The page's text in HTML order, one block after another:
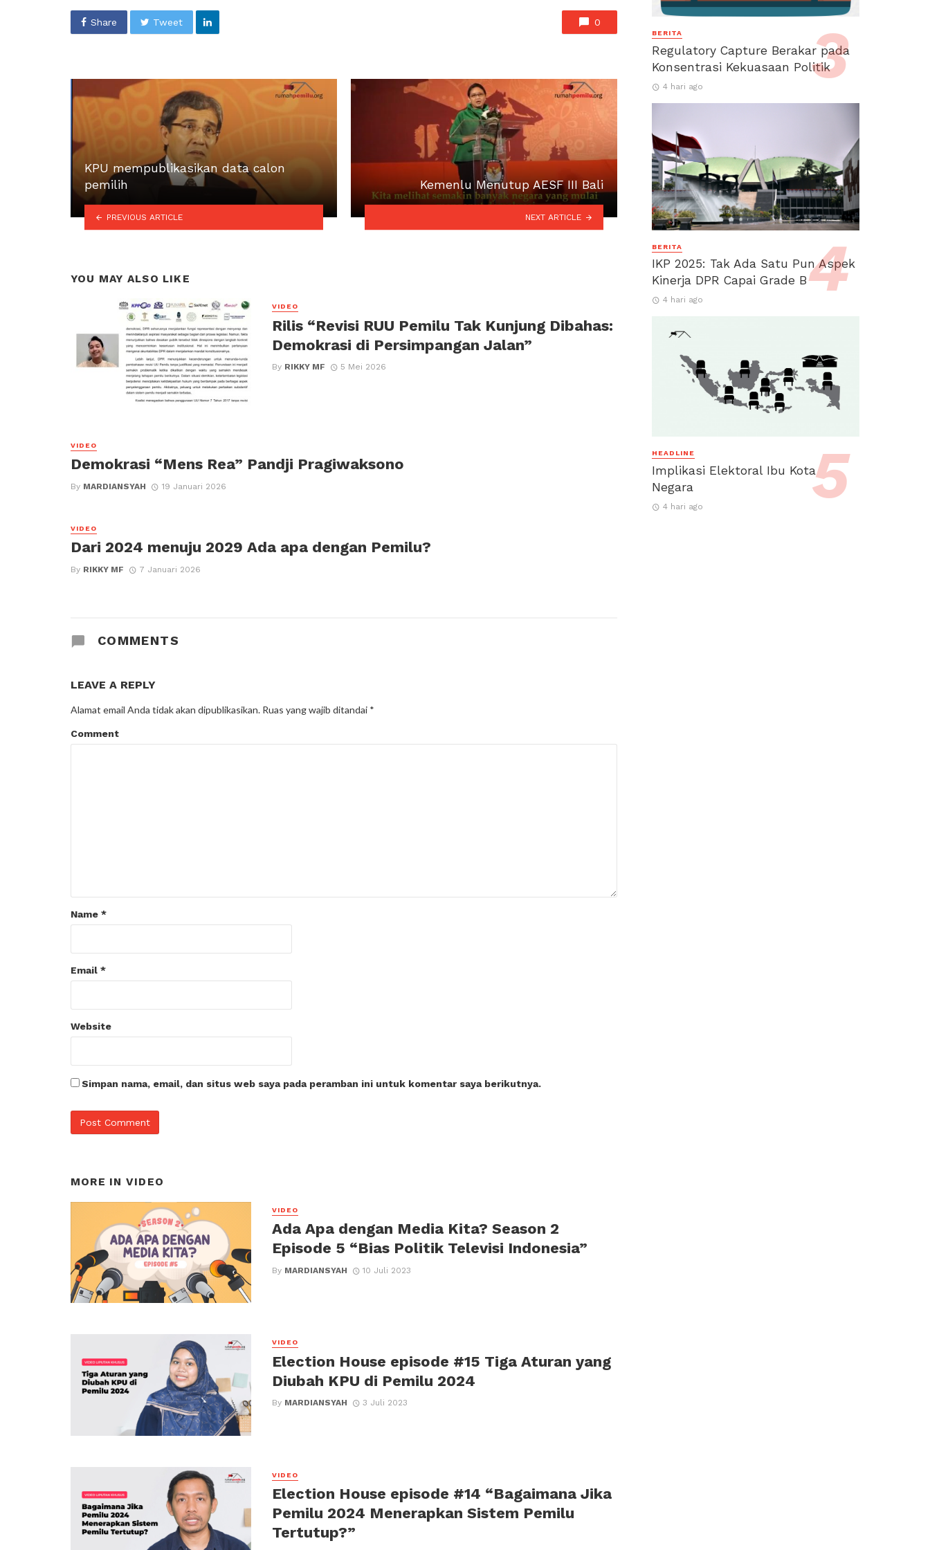
Share Tweet 0
KPU mempublikasikan data calon
pemilih
PREVIOUS ARTICLE
Kemenlu Menutup AESF III Bali
NEXT ARTICLE
YOU MAY ALSO LIKE
VIDEO
Rilis “Revisi RUU Pemilu Tak Kunjung Dibahas:
Demokrasi di Persimpangan Jalan”
By RIKKY MF 5 Mei 2026
VIDEO
Demokrasi “Mens Rea” Pandji Pragiwaksono
By MARDIANSYAH 19 Januari 2026
VIDEO
Dari 2024 menuju 2029 Ada apa dengan Pemilu?
By RIKKY MF 7 Januari 2026
COMMENTS
LEAVE A REPLY
Alamat email Anda tidak akan dipublikasikan. Ruas yang wajib ditandai *
Comment
Name *
Email *
Website
Simpan nama, email, dan situs web saya pada peramban ini untuk komentar saya berikutnya.
MORE IN VIDEO
VIDEO
Ada Apa dengan Media Kita? Season 2
Episode 5 “Bias Politik Televisi Indonesia”
By MARDIANSYAH 10 Juli 2023
VIDEO
Election House episode #15 Tiga Aturan yang
Diubah KPU di Pemilu 2024
By MARDIANSYAH 3 Juli 2023
VIDEO
Election House episode #14 “Bagaimana Jika
Pemilu 2024 Menerapkan Sistem Pemilu
Tertutup?”
BERITA
Regulatory Capture Berakar pada
Konsentrasi Kekuasaan Politik
4 hari ago
BERITA
IKP 2025: Tak Ada Satu Pun Aspek
Kinerja DPR Capai Grade B
4 hari ago
HEADLINE
Implikasi Elektoral Ibu Kota
Negara
4 hari ago